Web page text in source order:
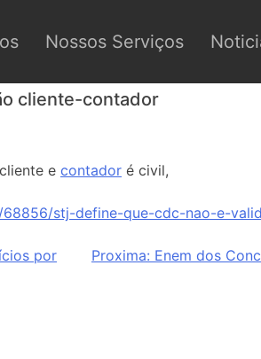
Nossos Serviços
cliente-contador
e contador é civil,
stj-define-que-cdc-nao-e-
por
Proxima: Enem dos